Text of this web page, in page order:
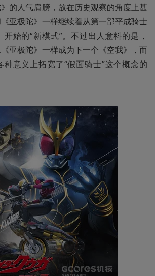
》的人气肩膀，放在历史观察的角度上甚
亚极陀》一样继续着从第一部平成骑士
开始的“新模式”。不过出人意料的是，
《亚极陀》一样成为下一个《空我》，而
种意义上拓宽了“假面骑士”这个概念的